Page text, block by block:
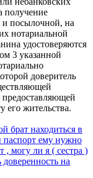
получение
и посылочной, на
нотариальной
удостоверяются
3 указанной
доверитель
его жительства.
брат находиться в
паспорт ему нужно
, могу ли я ( сестра )
на